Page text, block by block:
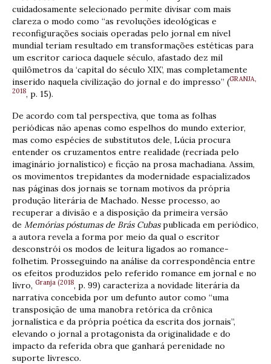
cuidadosamente selecionado permite divisar com mais
clareza o modo como “as revoluções ideológicas e
reconfigurações sociais operadas pelo jornal em nível
mundial teriam resultado em transformações estéticas para
um escritor carioca daquele século, afastado dez mil
quilômetros da ‘capital do século XIX’, mas completamente
inserido naquela civilização do jornal e do impresso” (GRANJA,
2018, p. 15).
De acordo com tal perspectiva, que toma as folhas
periódicas não apenas como espelhos do mundo exterior,
mas como espécies de substitutos dele, Lúcia procura
entender os cruzamentos entre realidade (recriada pelo
imaginário jornalístico) e ficção na prosa machadiana. Assim,
os movimentos trepidantes da modernidade espacializados
nas páginas dos jornais se tornam motivos da própria
produção literária de Machado. Nesse processo, ao
recuperar a divisão e a disposição da primeira versão
de Memórias póstumas de Brás Cubaspublicada em periódico,
a autora revela a forma por meio da qual o escritor
desconstrói os modos de leitura ligados ao romance-
folhetim. Prosseguindo na análise da correspondência entre
os efeitos produzidos pelo referido romance em jornal e no
livro, Granja (2018, p. 99) caracteriza a novidade literária da
narrativa concebida por um defunto autor como “uma
transposição de uma manobra retórica da crônica
jornalística e da própria poética da escrita dos jornais”,
elevando o jornal a protagonista da originalidade e do
impacto da referida obra que ganhará perenidade no
suporte livresco.